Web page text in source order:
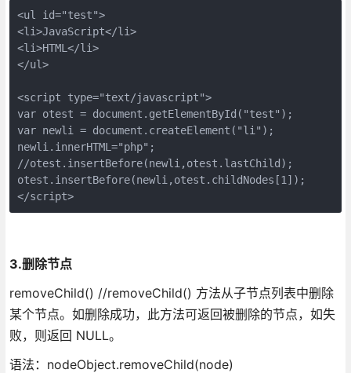
<ul id="test">
<li>JavaScript</li>
<li>HTML</li>
</ul>
<script type="text/javascript">
var otest = document.getElementById("test");
var newli = document.createElement("li");
newli.innerHTML="php";
//otest.insertBefore(newli,otest.lastChild);
otest.insertBefore(newli,otest.childNodes[1]);
</script>
3.删除节点
removeChild() //removeChild() 方法从子节点列表中删除
某个节点。如删除成功，此方法可返回被删除的节点，如失
败，则返回 NULL。
语法：nodeObject.removeChild(node)